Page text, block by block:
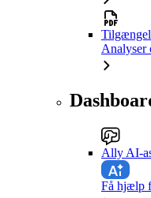
Analyser
Ally AI-
Få hjælp